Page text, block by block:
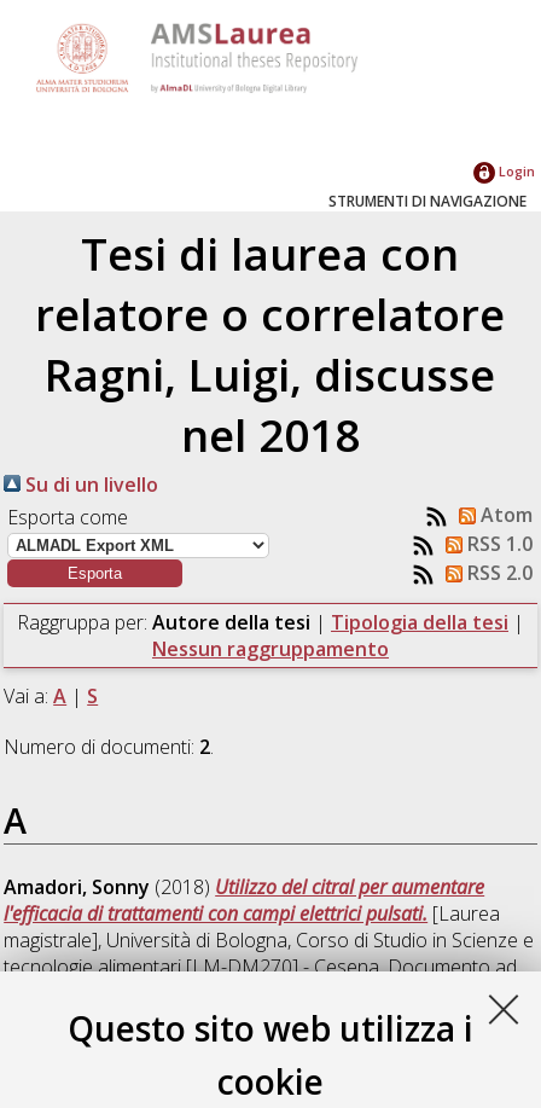
Questo sito web utilizza i
cookie
Login
STRUMENTI DI NAVIGAZIONE
Tesi di laurea con
relatore o correlatore
Ragni, Luigi, discusse
nel 2018
Su di un livello
Esporta come
Atom
RSS 1.0
RSS 2.0
Raggruppa per: Autore della tesi | Tipologia della tesi |
Nessun raggruppamento
Vai a:A | S
Numero di documenti: 2.
A
Amadori, Sonny (2018) Utilizzo del citral per aumentare
l'efficacia di trattamenti con campi elettrici pulsati. [Laurea
magistrale], Università di Bologna, Corso di Studio in Scienze e
tecnologie alimentari [LM-DM270] - Cesena, Documento ad